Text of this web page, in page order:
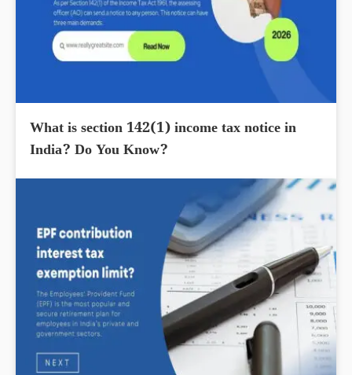
What is section 142(1) income tax notice in
India? Do You Know?